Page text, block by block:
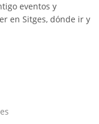
eventos y
en Sitges, dónde ir y